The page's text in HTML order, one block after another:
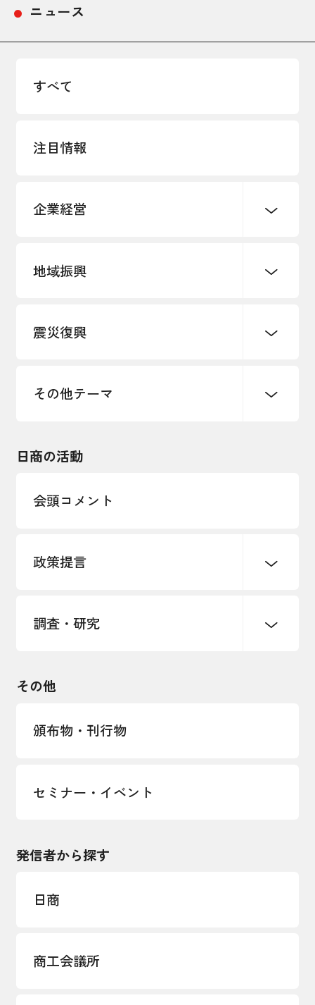
所信
ニュース
すべて
注目情報
企業経営
創業
事業承継・引継ぎ支援
雇用・労働・人材確保
地域振興
まちづくり
震災復興
令和６年能登半島地震関連
その他テーマ
インボイス制度
海外情報レポート
安全保障貿易管理・技術流出防止に関す
日商の活動
会頭コメント
政策提言
中小企業経営
国土強靭化・社会基盤整備・震災復興
調査・研究
LOBO調査
その他
頒布物・刊行物
セミナー・イベント
発信者から探す
日商
商工会議所